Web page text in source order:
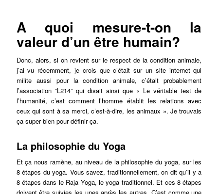
A quoi mesure-t-on la
valeur d’un être humain?
Donc, alors, si on revient sur le respect de la condition animale,
j’ai vu récemment, je crois que c’était sur un site internet qui
milite aussi pour la condition animale, c’était probablement
l’association “L214” qui disait ainsi que « Le véritable test de
l’humanité, c’est comment l’homme établit les relations avec
ceux qui sont à sa merci, c’est-à-dire, les animaux ». Je trouvais
ça super bien pour définir ça.
La philosophie du Yoga
Et ça nous ramène, au niveau de la philosophie du yoga, sur les
8 étapes du yoga. Vous savez, traditionnellement, on dit qu’il y a
8 étapes dans le Raja Yoga, le yoga traditionnel. Et ces 8 étapes
doivent être suivies les unes après les autres. C’est comme une